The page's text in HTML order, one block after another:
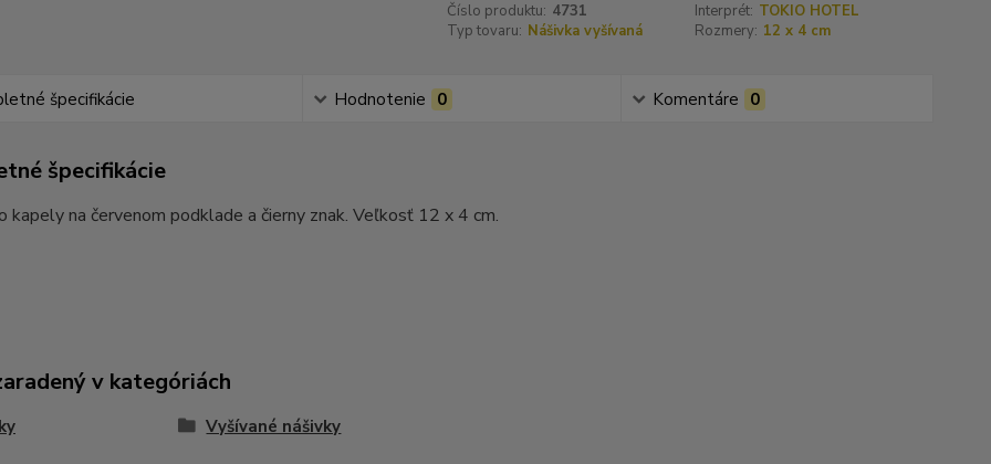
Číslo produktu: 4731 Interprét: TOKIO HOTEL
Typ tovaru: Nášivka vyšívaná Rozmery: 12 x 4 cm
špecifikácie Hodnotenie 0 Komentáre 0
špecifikácie
kapely na červenom podklade a čierny znak. Veľkosť 12 x 4 cm.
v kategóriách
Vyšívané nášivky